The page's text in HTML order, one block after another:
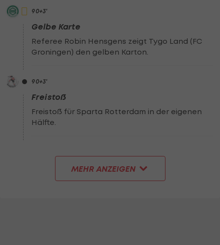
90+3'
Gelbe Karte
Referee Robin Hensgens zeigt Tygo Land (FC
Groningen) den gelben Karton.
90+3'
Freistoß
Freistoß für Sparta Rotterdam in der eigenen
Hälfte.
MEHR ANZEIGEN